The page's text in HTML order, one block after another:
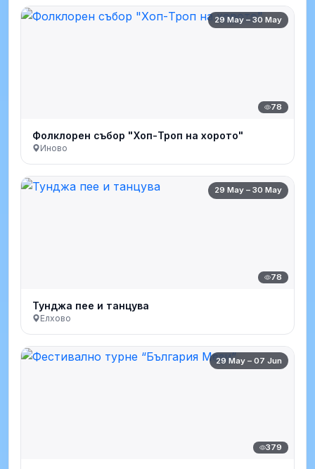
29 May – 30 May
78
Фолклорен събор "Хоп-Троп на хорото"
Иново
29 May – 30 May
78
Тунджа пее и танцува
Елхово
29 May – 07 Jun
379